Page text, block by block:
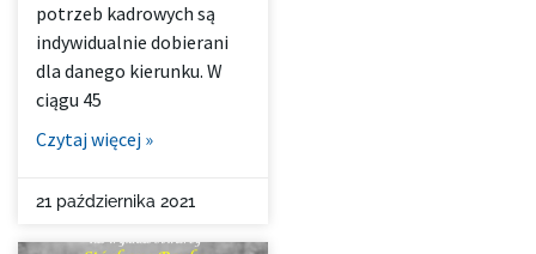
potrzeb kadrowych są
indywidualnie dobierani
dla danego kierunku. W
ciągu 45
Czytaj więcej »
21 października 2021